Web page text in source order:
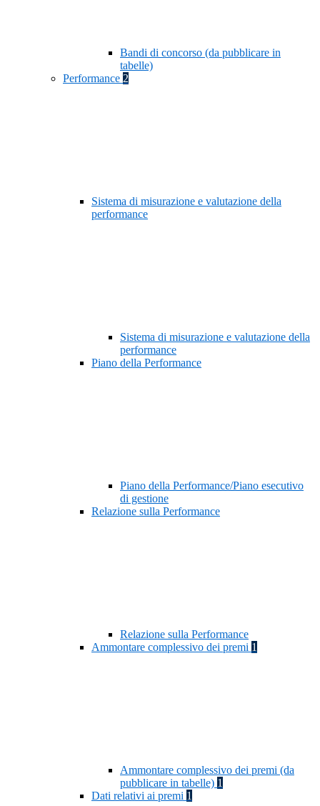
Bandi di concorso (da pubblicare in
tabelle)
Performance 2
Sistema di misurazione e valutazione della
performance
Sistema di misurazione e valutazione della
performance
Piano della Performance
Piano della Performance/Piano esecutivo
di gestione
Relazione sulla Performance
Relazione sulla Performance
Ammontare complessivo dei premi 1
Ammontare complessivo dei premi (da
pubblicare in tabelle) 1
Dati relativi ai premi 1